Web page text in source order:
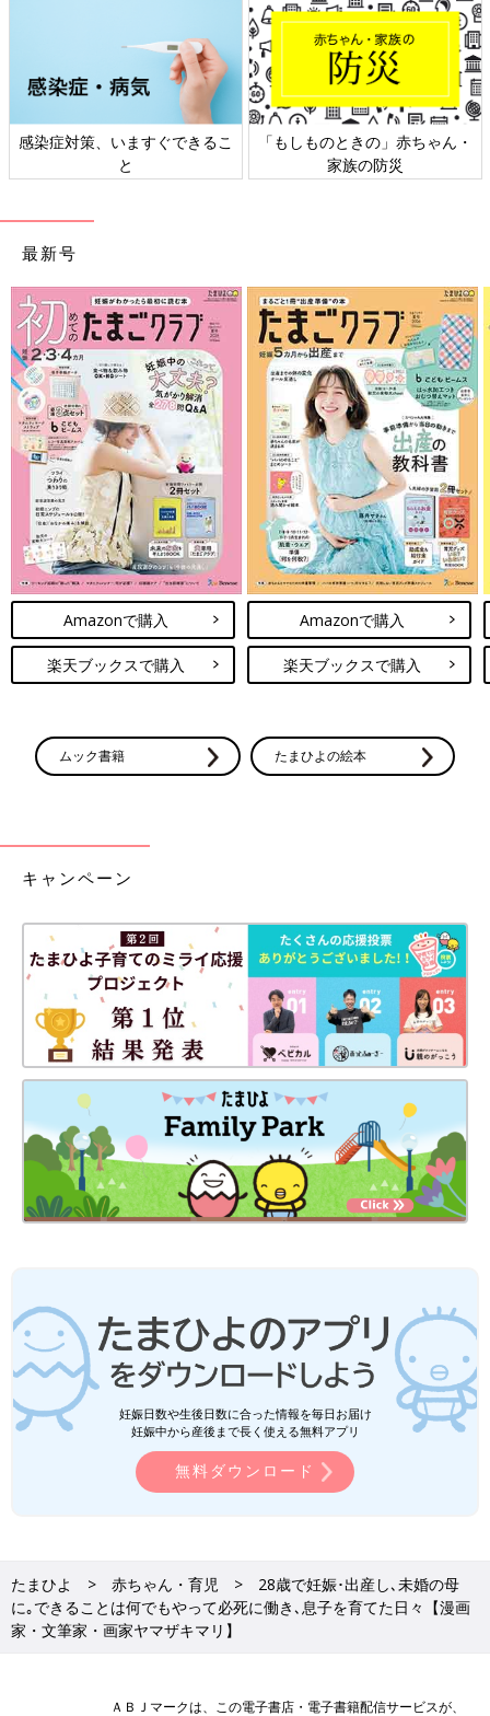
感染症対策、いますぐできるこ
と
「もしものときの」赤ちゃん・
家族の防災
最新号
Amazonで購入
楽天ブックスで購入
Amazonで購入
楽天ブックスで購入
ムック書籍 たまひよの絵本
キャンペーン
妊娠日数や生後日数に合った情報を毎日お届け
妊娠中から産後まで長く使える無料アプリ
無料ダウンロード
たまひよ 赤ちゃん・育児
28歳で妊娠･出産し､未婚の母
に｡できることは何でもやって必死に働き､息子を育てた日々【漫画
家・文筆家・画家ヤマザキマリ】
ＡＢＪマークは、この電子書店・電子書籍配信サービスが、